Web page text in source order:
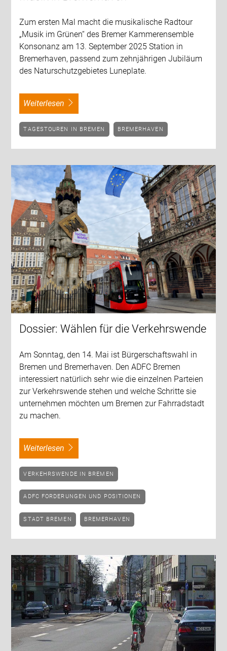
Zum ersten Mal macht die musikalische Radtour
„Musik im Grünen“ des Bremer Kammerensemble
Konsonanz am 13. September 2025 Station in
Bremerhaven, passend zum zehnjährigen Jubiläum
des Naturschutzgebietes Luneplate.
weiterlesen
TAGESTOUREN IN BREMEN BREMERHAVEN
Dossier: Wählen für die Verkehrswende
Am Sonntag, den 14. Mai ist Bürgerschaftswahl in
Bremen und Bremerhaven. Den ADFC Bremen
interessiert natürlich sehr wie die einzelnen Parteien
zur Verkehrswende stehen und welche Schritte sie
unternehmen möchten um Bremen zur Fahrradstadt
zu machen.
weiterlesen
VERKEHRSWENDE IN BREMEN
ADFC FORDERUNGEN UND POSITIONEN
STADT BREMEN BREMERHAVEN